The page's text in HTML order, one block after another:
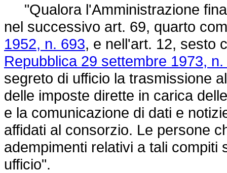
"Qualora l'Amministrazione
nel successivo art. 69, quarto
1952, n. 693, e nell'art. 12, sesto
Repubblica 29 settembre 1973,
segreto di ufficio la trasmissione
delle imposte dirette in carica
e la comunicazione di dati e
affidati al consorzio. Le persone
adempimenti relativi a tali
ufficio".